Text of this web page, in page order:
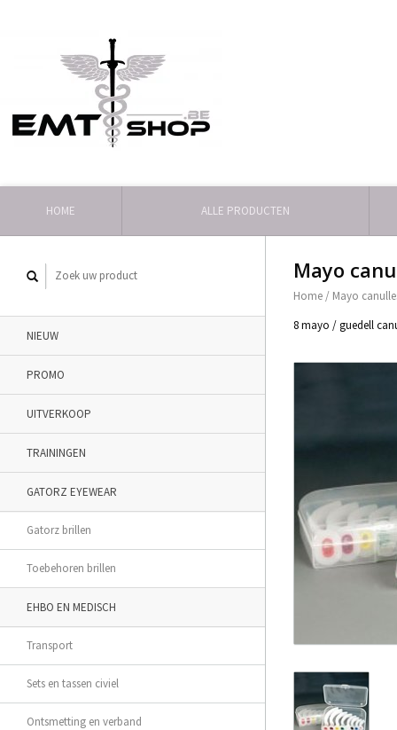
HOME ALLE PRODUCTEN
NIEUW
PROMO
UITVERKOOP
TRAININGEN
GATORZ EYEWEAR
Gatorz brillen
Toebehoren brillen
EHBO EN MEDISCH
Transport
Sets en tassen civiel
Ontsmetting en verband
Mayo
Home / Mayo
8 mayo / guedell